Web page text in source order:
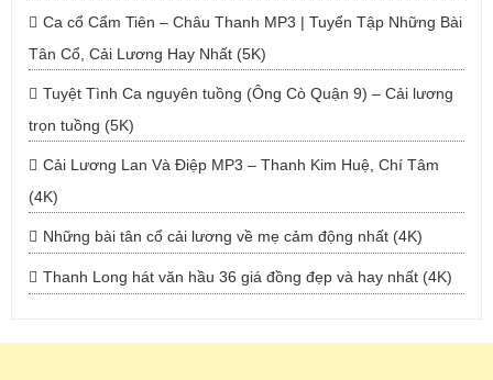
Ca cổ Cẩm Tiên – Châu Thanh MP3 | Tuyển Tập Những Bài
Tân Cổ, Cải Lương Hay Nhất (5K)
Tuyệt Tình Ca nguyên tuồng (Ông Cò Quận 9) – Cải lương
trọn tuồng (5K)
Cải Lương Lan Và Điệp MP3 – Thanh Kim Huệ, Chí Tâm
(4K)
Những bài tân cổ cải lương về mẹ cảm động nhất (4K)
Thanh Long hát văn hầu 36 giá đồng đẹp và hay nhất (4K)